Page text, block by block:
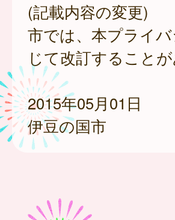
(記載内容の変更)
市では、本プライ
じて改訂することが
2015年05月01日
伊豆の国市